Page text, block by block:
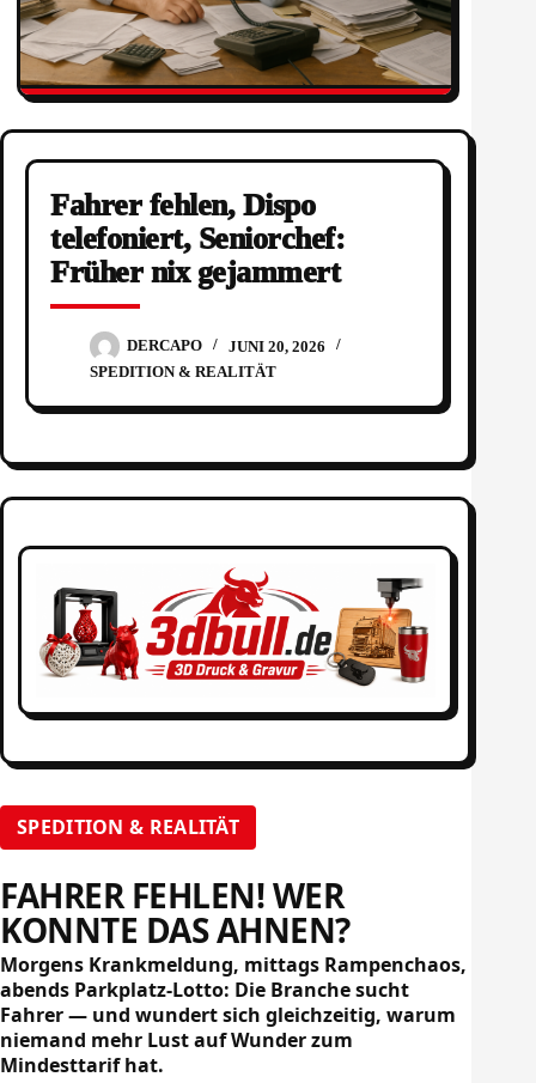
Fahrer fehlen, Dispo
telefoniert, Seniorchef:
Früher nix gejammert
DERCAPO
JUNI 20, 2026
SPEDITION & REALITÄT
SPEDITION & REALITÄT
FAHRER FEHLEN! WER
KONNTE DAS AHNEN?
Morgens Krankmeldung, mittags Rampenchaos,
abends Parkplatz-Lotto: Die Branche sucht
Fahrer — und wundert sich gleichzeitig, warum
niemand mehr Lust auf Wunder zum
Mindesttarif hat.